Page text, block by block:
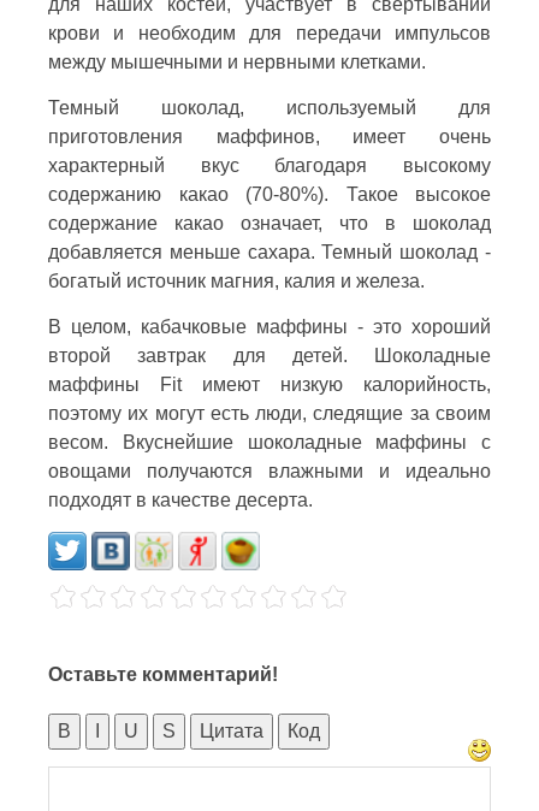
крови и необходим для передачи импульсов
между мышечными и нервными клетками.
Темный шоколад, используемый для
приготовления маффинов, имеет очень
характерный вкус благодаря высокому
содержанию какао (70-80%). Такое высокое
содержание какао означает, что в шоколад
добавляется меньше сахара. Темный шоколад -
богатый источник магния, калия и железа.
В целом, кабачковые маффины - это хороший
второй завтрак для детей. Шоколадные
маффины Fit имеют низкую калорийность,
поэтому их могут есть люди, следящие за своим
весом. Вкуснейшие шоколадные маффины с
овощами получаются влажными и идеально
подходят в качестве десерта.
Оставьте комментарий!
B U S Цитата Код